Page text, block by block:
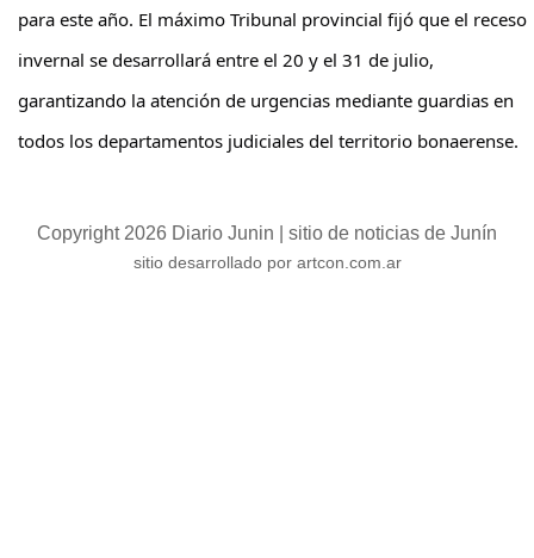
para este año. El máximo Tribunal provincial fijó que el receso
invernal se desarrollará entre el 20 y el 31 de julio,
garantizando la atención de urgencias mediante guardias en
todos los departamentos judiciales del territorio bonaerense.
Copyright 2026 Diario Junin | sitio de noticias de Junín
sitio desarrollado por artcon.com.ar